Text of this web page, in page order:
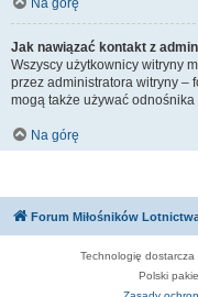
Na górę
Jak nawiązać kontakt z
Wszyscy użytkownicy witryny
przez administratora witryny –
mogą także używać odnośnika
Na górę
Forum Miłośników
Technologię dostarcza
Polski